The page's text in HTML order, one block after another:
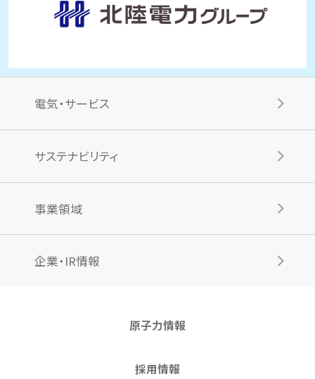
電気・サービス
サステナビリティ
事業領域
企業・IR情報
原子力情報
採用情報